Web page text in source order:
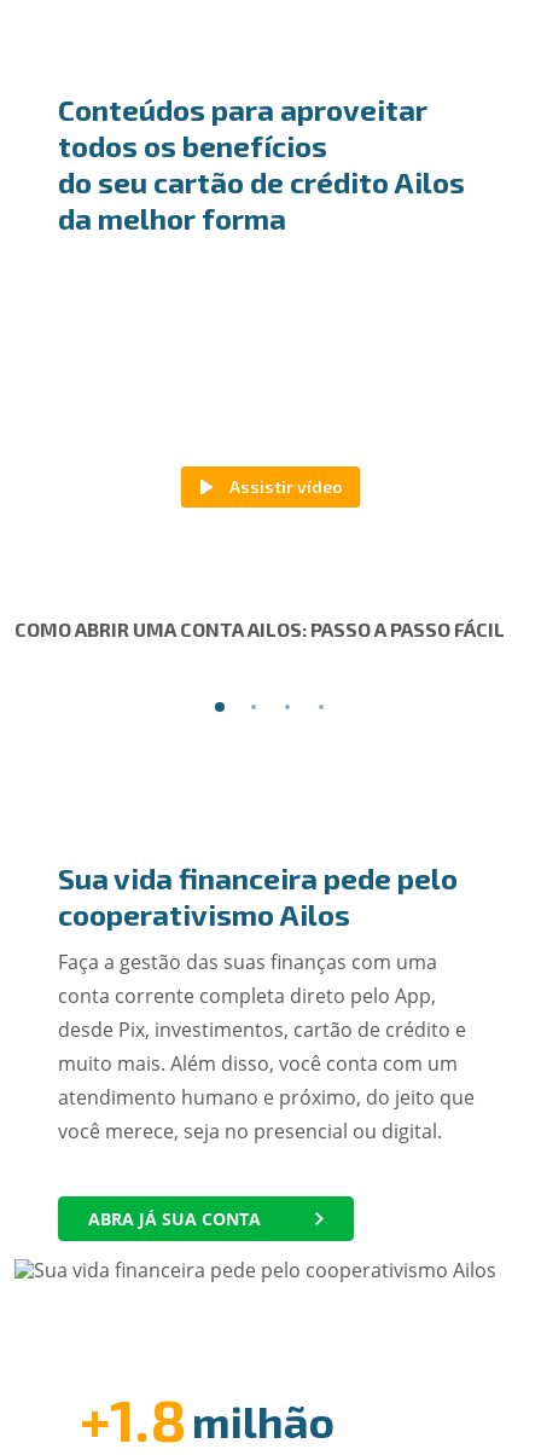
Conteúdos para aproveitar
todos os benefícios
do seu cartão de crédito Ailos
da melhor forma
COMO ABRIR UMA CONTA AILOS: PASSO A PASSO FÁCIL
Sua vida financeira pede pelo
cooperativismo Ailos
Faça a gestão das suas finanças com uma
conta corrente completa direto pelo App,
desde Pix, investimentos, cartão de crédito e
muito mais. Além disso, você conta com um
atendimento humano e próximo, do jeito que
você merece, seja no presencial ou digital.
ABRA JÁ SUA CONTA
+1.8 milhão